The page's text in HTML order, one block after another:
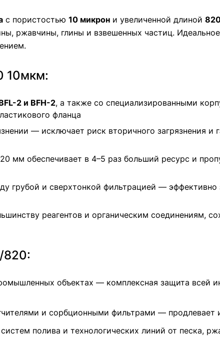
с пористостью 10 микрон и увеличенной длиной
ржавчины, глины и взвешенных частиц.
10мкм:
2 и BFH-2, а также со специализированными
фланца
— исключает риск вторичного загрязнения и
мм обеспечивает в 4–5 раз больший ресурс и
грубой и сверхтонкой фильтрацией —
реагентов и органическим соединениям,
820:
объектах — комплексная защита всей
и сорбционными фильтрами — продлевает
полива и технологических линий от песка,